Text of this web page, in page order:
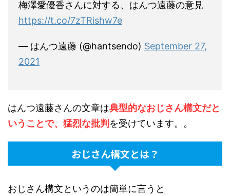
梅澤愛優香さんに対する、はんつ遠藤の意見
https://t.co/7zTRishw7e
— はんつ遠藤 (@hantsendo) September 27,
2021
はんつ遠藤さんの文章は典型的なおじさん構文だと
いうことで、猛烈な批判 を受けています。。
おじさん構文とは？
おじさん構文というのは簡単に言うと